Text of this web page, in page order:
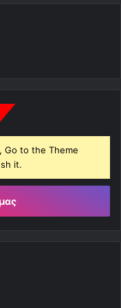
Go to the Theme
it.